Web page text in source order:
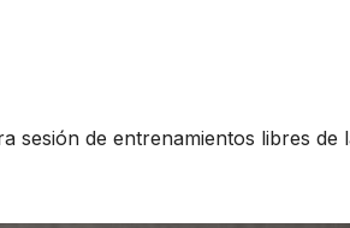
sesión de entrenamientos libres de